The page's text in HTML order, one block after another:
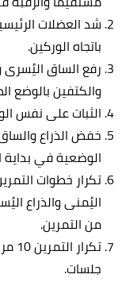
شد العضلات
باتجاه الوركين.
رفع الساق اليُسرى
والكتفين بالوضع
الثبات على نفس
خفض الذراع
الوضعية في بداية
تكرار خطوات
اليُمنى والذراع
من التمرين.
جلسات.